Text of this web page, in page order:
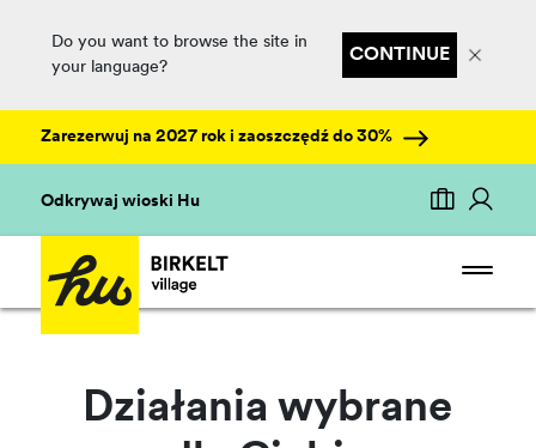
Do you want to browse the site in
your language?
CONTINUE
Zarezerwuj na 2027 rok i zaoszczędź do 30%
Odkrywaj wioski Hu
Działania wybrane